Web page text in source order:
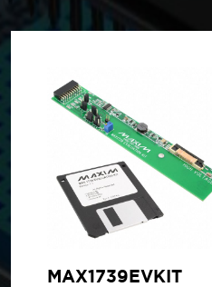
MAX1739EVKIT